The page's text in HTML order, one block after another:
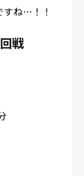
すね…！！
戦